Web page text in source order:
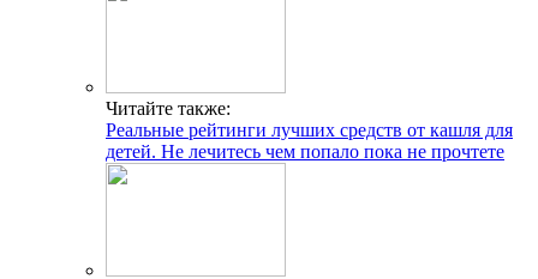
Читайте также:
Реальные рейтинги лучших средств от кашля для
детей. Не лечитесь чем попало пока не прочтете